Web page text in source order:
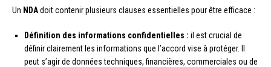
Un NDAdoit contenir plusieurs clauses essentielles pour être efficace :
Définition des informations confidentielles : il est crucial de
définir clairement les informations que l’accord vise à protéger. Il
peut s’agir de données techniques, financières, commerciales ou de